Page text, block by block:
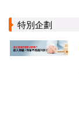
特別企劃